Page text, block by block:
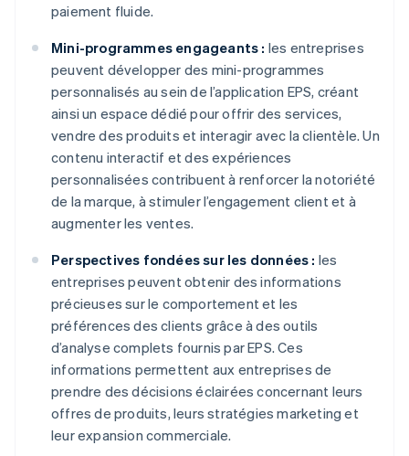
paiement fluide.
Mini-programmes engageants : les entreprises
peuvent développer des mini-programmes
personnalisés au sein de l’application EPS, créant
ainsi un espace dédié pour offrir des services,
vendre des produits et interagir avec la clientèle. Un
contenu interactif et des expériences
personnalisées contribuent à renforcer la notoriété
de la marque, à stimuler l’engagement client et à
augmenter les ventes.
Perspectives fondées sur les données : les
entreprises peuvent obtenir des informations
précieuses sur le comportement et les
préférences des clients grâce à des outils
d’analyse complets fournis par EPS. Ces
informations permettent aux entreprises de
prendre des décisions éclairées concernant leurs
offres de produits, leurs stratégies marketing et
leur expansion commerciale.